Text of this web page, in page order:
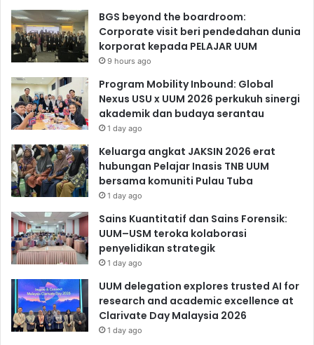
BGS beyond the boardroom:
Corporate visit beri pendedahan dunia
korporat kepada PELAJAR UUM
9 hours ago
Program Mobility Inbound: Global
Nexus USU x UUM 2026 perkukuh sinergi
akademik dan budaya serantau
1 day ago
Keluarga angkat JAKSIN 2026 erat
hubungan Pelajar Inasis TNB UUM
bersama komuniti Pulau Tuba
1 day ago
Sains Kuantitatif dan Sains Forensik:
UUM–USM teroka kolaborasi
penyelidikan strategik
1 day ago
UUM delegation explores trusted AI for
research and academic excellence at
Clarivate Day Malaysia 2026
1 day ago